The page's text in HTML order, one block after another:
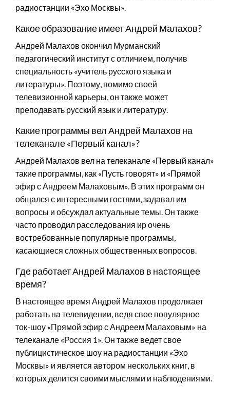
радиостанции «Эхо Москвы».
Какое образование имеет Андрей Малахов?
Андрей Малахов окончил Мурманский
педагогический институт с отличием, получив
специальность «учитель русского языка и
литературы». Поэтому, помимо своей
телевизионной карьеры, он также может
преподавать русский язык и литературу.
Какие программы вел Андрей Малахов на
телеканале «Первый канал»?
Андрей Малахов вел на телеканале «Первый канал»
такие программы, как «Пусть говорят» и «Прямой
эфир с Андреем Малаховым». В этих программ он
общался с интересными гостями, задавал им
вопросы и обсуждал актуальные темы. Он также
часто проводил расследования ир очень
востребованные популярные программы,
касающиеся сложных общественных вопросов.
Где работает Андрей Малахов в настоящее
время?
В настоящее время Андрей Малахов продолжает
работать на телевидении, ведя свое популярное
ток-шоу «Прямой эфир с Андреем Малаховым» на
телеканале «Россия 1». Он также ведет свое
публицистическое шоу на радиостанции «Эхо
Москвы» и является автором нескольких книг, в
которых делится своими мыслями и наблюдениями.